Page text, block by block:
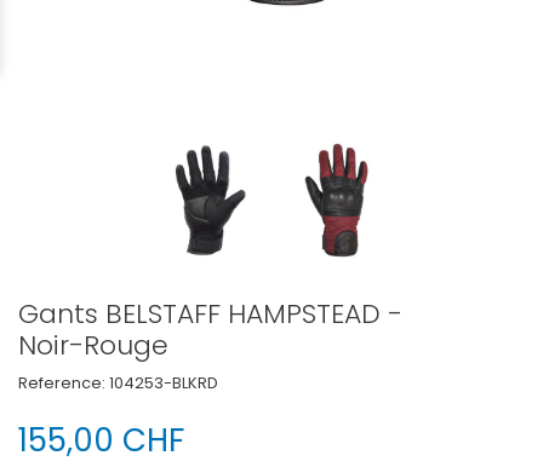
Gants BELSTAFF HAMPSTEAD -
Noir-Rouge
Reference: 104253-BLKRD
155,00 CHF